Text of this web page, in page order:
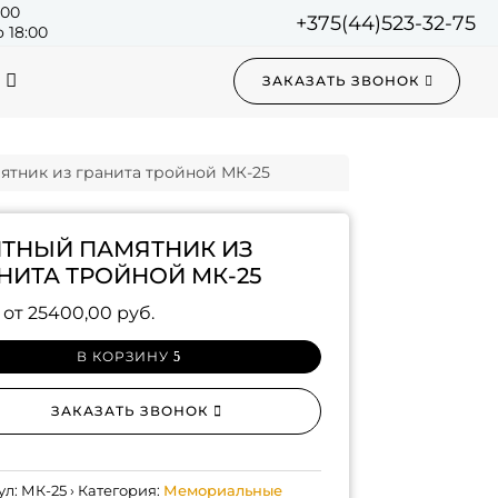
18:00
+375(44)523-32-75
ЗАКАЗАТЬ ЗВОНОК
из гранита тройной МК-25
ПАМЯТНИК ИЗ
ТРОЙНОЙ МК-25
25400,00 руб.
В КОРЗИНУ
ЗАКАЗАТЬ ЗВОНОК
МК-25 Категория: Мемориальные